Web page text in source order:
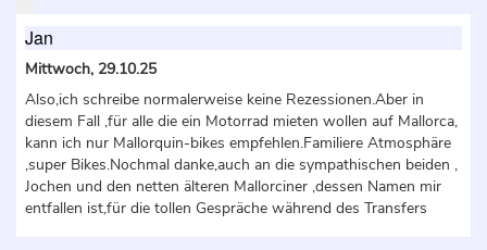
Jan
Mittwoch, 29.10.25
Also,ich schreibe normalerweise keine Rezessionen.Aber in
diesem Fall ,für alle die ein Motorrad mieten wollen auf Mallorca,
kann ich nur Mallorquin-bikes empfehlen.Familiere Atmosphäre
,super Bikes.Nochmal danke,auch an die sympathischen beiden ,
Jochen und den netten älteren Mallorciner ,dessen Namen mir
entfallen ist,für die tollen Gespräche während des Transfers